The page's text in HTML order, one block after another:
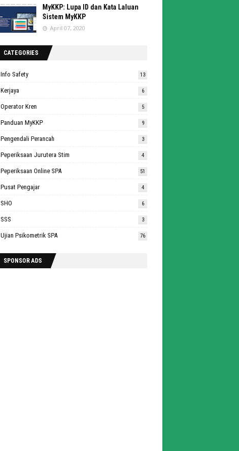
MyKKP: Lupa ID dan Kata Laluan
Sistem MyKKP
April 07, 2020
CATEGORIES
Info Safety 13
Kerjaya 6
Operator Kren 5
Panduan MyKKP 9
Pengendali Perancah 3
Peperiksaan Jurutera Stim 4
Peperiksaan Online SPA 51
Pusat Pengajar 4
SHO 6
SSS 3
Ujian Psikometrik SPA 76
SPONSOR ADS